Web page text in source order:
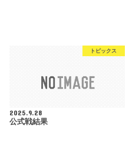
トピックス
2025.9.28
公式戦結果